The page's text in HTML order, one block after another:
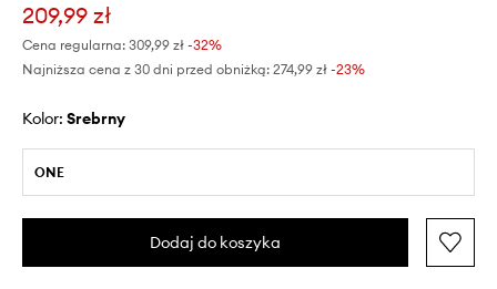
209,99 zł
Cena regularna: 309,99 zł -32%
Najniższa cena z 30 dni przed obniżką: 274,99 zł -23%
Kolor: srebrny
ONE
Dodaj do koszyka